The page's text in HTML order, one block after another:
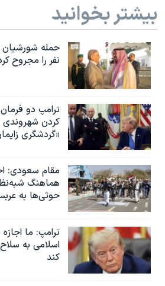
بیشتر بخوانید
نفر را مجروح
ترامپ دو
کردن شهروندی
«گردشگری
مقام سعودی:
هماهنگ
حوثی‌ها به
ترامپ: ما
اسلامی به
کند